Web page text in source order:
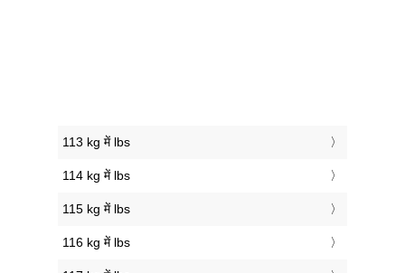
113 kg में lbs
114 kg में lbs
115 kg में lbs
116 kg में lbs